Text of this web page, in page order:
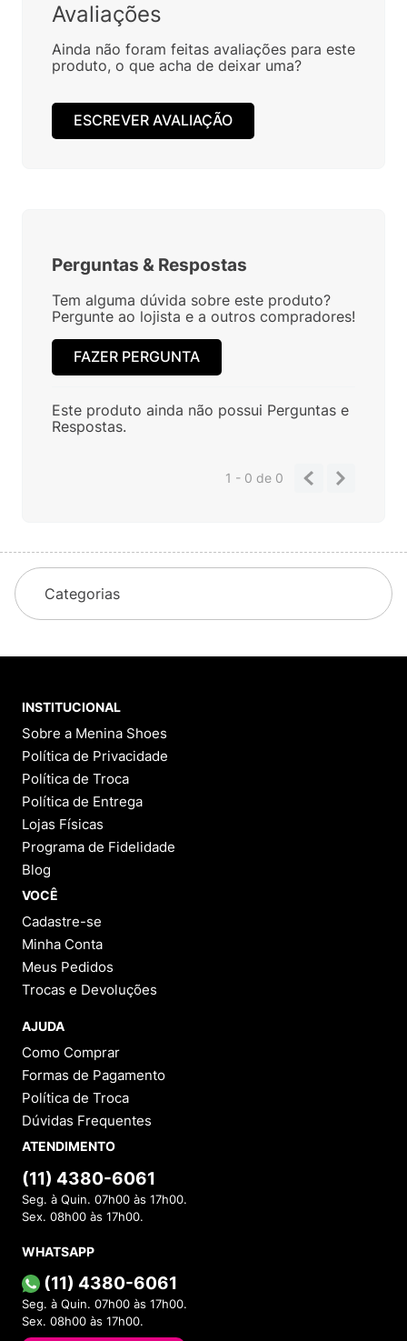
Avaliações
Ainda não foram feitas avaliações para este
produto, o que acha de deixar uma?
ESCREVER AVALIAÇÃO
Perguntas & Respostas
Tem alguma dúvida sobre este produto?
Pergunte ao lojista e a outros compradores!
FAZER PERGUNTA
Este produto ainda não possui Perguntas e
Respostas.
1 - 0de 0
Categorias
INSTITUCIONAL
Sobre a Menina Shoes
Política de Privacidade
Política de Troca
Política de Entrega
Lojas Físicas
Programa de Fidelidade
Blog
VOCÊ
Cadastre-se
Minha Conta
Meus Pedidos
Trocas e Devoluções
AJUDA
Como Comprar
Formas de Pagamento
Política de Troca
Dúvidas Frequentes
ATENDIMENTO
(11) 4380-6061
Seg. à Quin. 07h00 às 17h00.
Sex. 08h00 às 17h00.
WHATSAPP
(11) 4380-6061
Seg. à Quin. 07h00 às 17h00.
Sex. 08h00 às 17h00.